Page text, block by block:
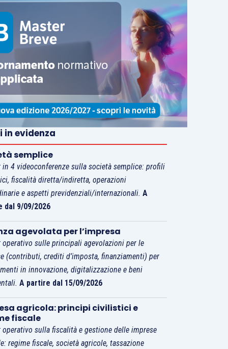
in evidenza
semplice
in 4 videoconferenze sulla società semplice: profili
fiscalità diretta/indiretta, operazioni
e aspetti previdenziali/internazionali.A
dal 9/09/2026
agevolata per l’impresa
operativo sulle principali agevolazioni per le
(contributi, crediti d’imposta, finanziamenti) per
in innovazione, digitalizzazione e beni
A partire dal 15/09/2026
agricola: principi civilistici e
fiscale
operativo sulla fiscalità e gestione delle imprese
regime fiscale, società agricole, tassazione